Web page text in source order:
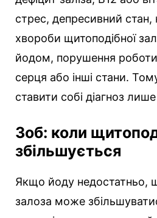
стрес, депресивний стан,
хвороби щитоподібної
йодом, порушення роботи
серця або інші стани.
ставити собі діагноз
Зоб: коли
збільшується
Якщо йоду недостатньо,
залоза може